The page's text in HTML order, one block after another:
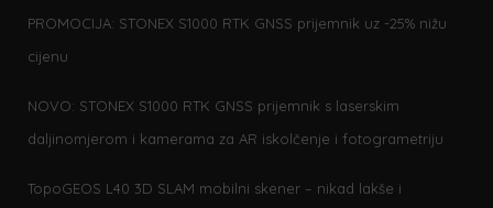
PROMOCIJA: STONEX S1000 RTK GNSS prijemnik uz -25% nižu
cijenu
NOVO: STONEX S1000 RTK GNSS prijemnik s laserskim
daljinomjerom i kamerama za AR iskolčenje i fotogrametriju
TopoGEOS L40 3D SLAM mobilni skener – nikad lakše i